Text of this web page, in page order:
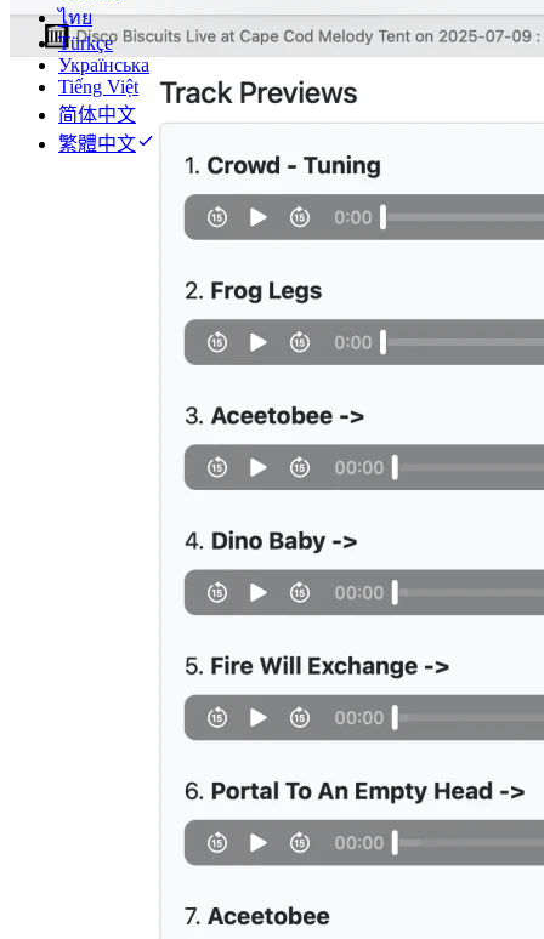
ไทย
Türkçe
Українська
Tiếng Việt
简体中文
繁體中文